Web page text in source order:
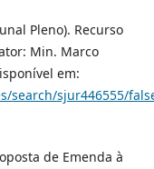
Pleno). Recurso
Min. Marco
em:
search/sjur446555/
de Emenda à